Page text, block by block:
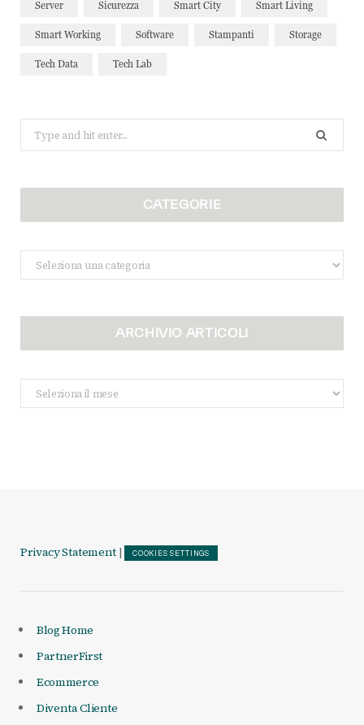
Server Sicurezza Smart City Smart Living
Smart Working Software Stampanti Storage
Tech Data Tech Lab
for:
CATEGORIE
Categorie
ARCHIVIO ARTICOLI
Archivio
Articoli
Privacy Statement | COOKIES SETTINGS
Blog Home
PartnerFirst
Ecommerce
Diventa Cliente